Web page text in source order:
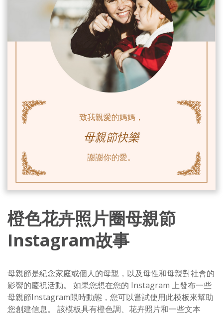
橙色花卉照片圈母親節
Instagram故事
母親節是紀念家庭或個人的母親，以及母性和母親對社會的
影響的慶祝活動。 如果您想在您的 Instagram 上發布一些
母親節Instagram限時動態，您可以嘗試使用此模板來幫助
您創建信息。 該模板具有橙色調、花卉照片和一些文本